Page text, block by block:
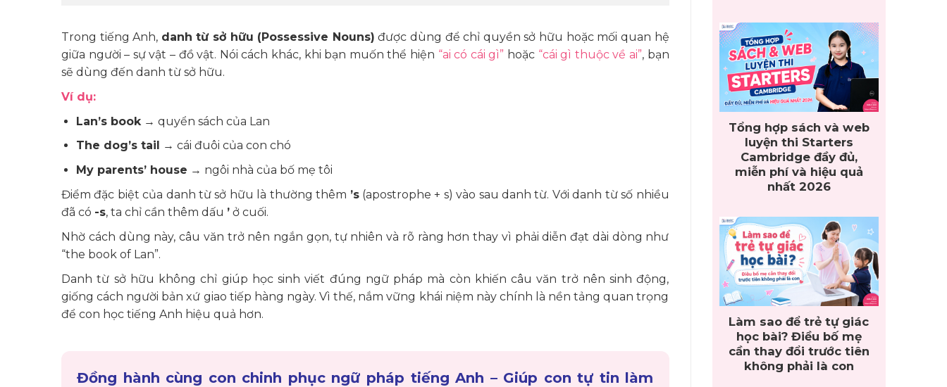
Trong tiếng Anh, danh từ sở hữu (Possessive Nouns) được dùng để chỉ quyền sở hữu hoặc mối quan hệ
giữa người – sự vật – đồ vật. Nói cách khác, khi bạn muốn thể hiện “ai có cái gì” hoặc “cái gì thuộc về ai”, bạn
sẽ dùng đến danh từ sở hữu.
Ví dụ:
Lan’s book→ quyển sách của Lan
The dog’s tail
→ cái đuôi của con chó
My parents’ house → ngôi nhà của bố mẹ tôi
Điểm đặc biệt của danh từ sở hữu là thường thêm ’s(apostrophe + s) vào sau danh từ. Với danh từ số nhiều
đã có -s, ta chỉ cần thêm dấu ’ ở cuối.
Nhờ cách dùng này, câu văn trở nên ngắn gọn, tự nhiên và rõ ràng hơn thay vì phải diễn đạt dài dòng như
“the book of Lan”.
Danh từ sở hữu không chỉ giúp học sinh viết đúng ngữ pháp mà còn khiến câu văn trở nên sinh động,
giống cách người bản xứ giao tiếp hàng ngày. Vì thế, nắm vững khái niệm này chính là nền tảng quan trọng
để con học tiếng Anh hiệu quả hơn.
Đồng hành cùng con chinh phục ngữ pháp tiếng Anh – Giúp con tự tin làm
Tổng hợp sách và web
luyện thi Starters
Cambridge đầy đủ,
miễn phí và hiệu quả
nhất 2026
Làm sao để trẻ tự giác
học bài? Điều bố mẹ
cần thay đổi trước tiên
không phải là con